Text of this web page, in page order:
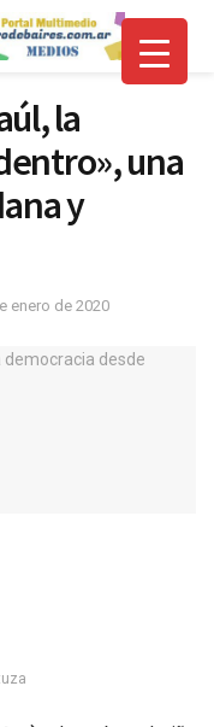
la
una
y
enero de 2020